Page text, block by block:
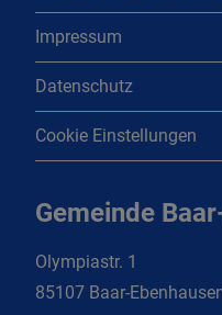
Impressum
Datenschutz
Cookie Einstellungen
Gemeinde
Olympiastr. 1
85107 Baar-